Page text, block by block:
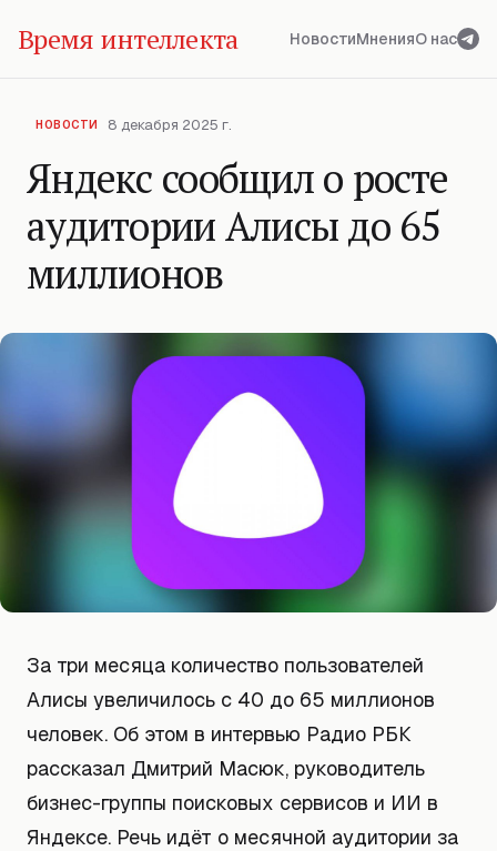
Время интеллекта НовостиМненияО нас
НОВОСТИ 8 декабря 2025 г.
Яндекс сообщил о росте
аудитории Алисы до 65
миллионов
За три месяца количество пользователей
Алисы увеличилось с 40 до 65 миллионов
человек. Об этом в интервью Радио РБК
рассказал Дмитрий Масюк, руководитель
бизнес-группы поисковых сервисов и ИИ в
Яндексе. Речь идёт о месячной аудитории за